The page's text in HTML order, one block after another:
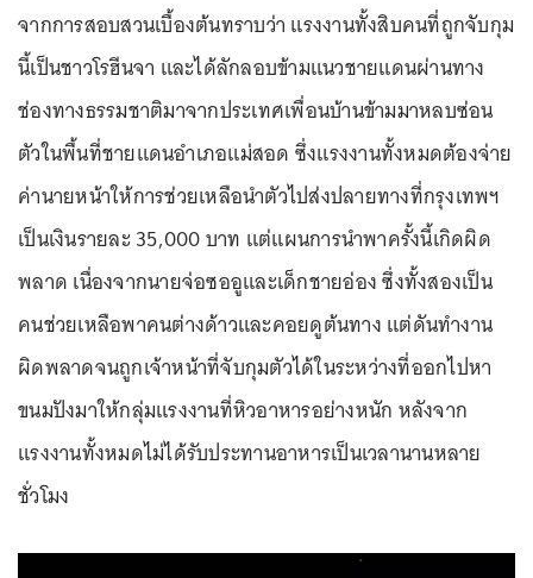
จากการสอบสวนเบื้องต้นทราบว่า แรงงานทั้งสิบคนที่ถูกจับกุม
นี้เป็นชาวโรฮีนจา และได้ลักลอบข้ามแนวชายแดนผ่านทาง
ช่องทางธรรมชาติมาจากประเทศเพื่อนบ้านข้ามมาหลบซ่อน
ตัวในพื้นที่ชายแดนอำเภอแม่สอด ซึ่งแรงงานทั้งหมดต้องจ่าย
ค่านายหน้าให้การช่วยเหลือนำตัวไปส่งปลายทางที่กรุงเทพฯ
เป็นเงินรายละ 35,000 บาท แต่แผนการนำพาครั้งนี้เกิดผิด
พลาด เนื่องจากนายจ่อซออูและเด็กชายอ่อง ซึ่งทั้งสองเป็น
คนช่วยเหลือพาคนต่างด้าวและคอยดูต้นทาง แต่ดันทำงาน
ผิดพลาดจนถูกเจ้าหน้าที่จับกุมตัวได้ในระหว่างที่ออกไปหา
ขนมปังมาให้กลุ่มแรงงานที่หิวอาหารอย่างหนัก หลังจาก
แรงงานทั้งหมดไม่ได้รับประทานอาหารเป็นเวลานานหลาย
ชั่วโมง